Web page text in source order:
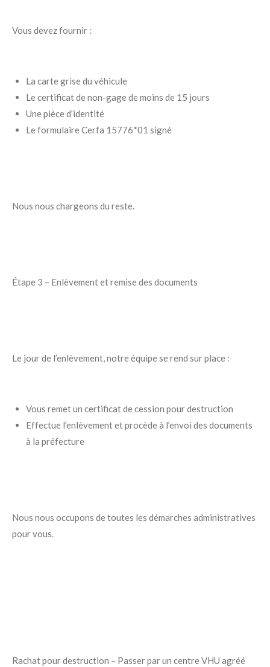
Vous devez fournir :
La carte grise du véhicule
Le certificat de non-gage de moins de 15 jours
Une pièce d’identité
Le formulaire Cerfa 15776*01 signé
Nous nous chargeons du reste.
Étape 3 – Enlèvement et remise des documents
Le jour de l’enlèvement, notre équipe se rend sur place :
Vous remet un certificat de cession pour destruction
Effectue l’enlèvement et procède à l’envoi des documents
à la préfecture
Nous nous occupons de toutes les démarches administratives
pour vous.
Rachat pour destruction – Passer par un centre VHU agréé